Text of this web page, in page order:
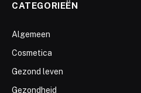
CATEGORIEËN
Algemeen
Cosmetica
Gezond leven
Gezondheid